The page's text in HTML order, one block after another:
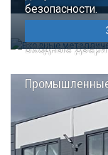
Входные двери
безопасности.